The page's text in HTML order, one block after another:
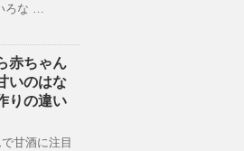
ろな …
赤ちゃん
いのはな
りの違い
甘酒に注目